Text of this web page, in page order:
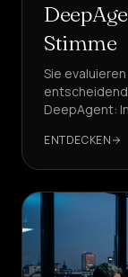
Stimme
Sie
DeepAgent:
ENTDECKEN